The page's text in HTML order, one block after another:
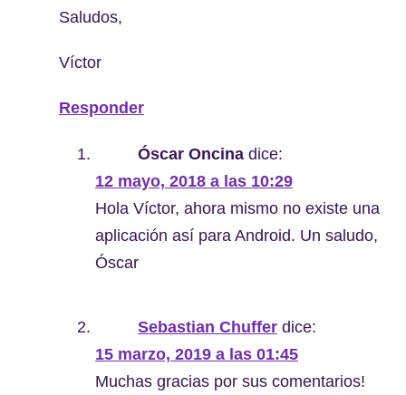
Saludos,
Víctor
Responder
Óscar Oncina dice:
12 mayo, 2018 a las 10:29
Hola Víctor, ahora mismo no existe una
aplicación así para Android. Un saludo,
Óscar
Sebastian Chuffer dice:
15 marzo, 2019 a las 01:45
Muchas gracias por sus comentarios!